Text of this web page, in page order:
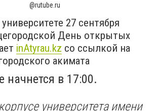
@rutube.ru
27 сентября
День открытых
inAtyrau.kz со ссылкой на
акимата
начнется в 17:00.
университета имени